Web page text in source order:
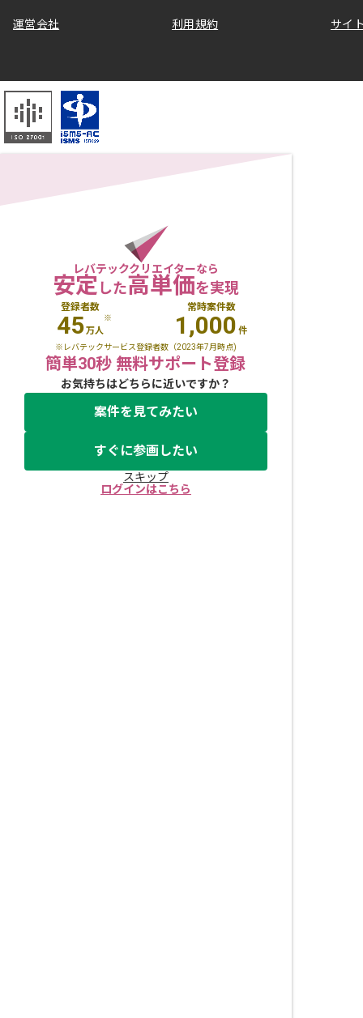
運営会社 利用規約 サイ
レバテッククリエイターなら
安定した高単価を実現
登録者数
45万人
※
常時案件数
1,000 件
※レバテックサービス登録者数（2023年7月時点)
簡単30秒 無料サポート登録
お気持ちはどちらに近いですか？
案件を見てみたい
すぐに参画したい
スキップ
ログインはこちら